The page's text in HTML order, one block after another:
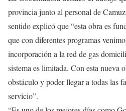
provincia junto al personal de
sentido explicó que “esta obra es
que con diferentes programas
incorporación a la red de gas
sistema es limitada. Con esta nueva
obstáculo y poder llegar a todas las
servicio”.